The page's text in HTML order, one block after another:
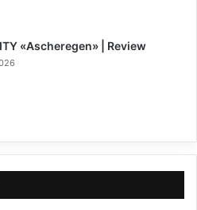
«Ascheregen» | Review